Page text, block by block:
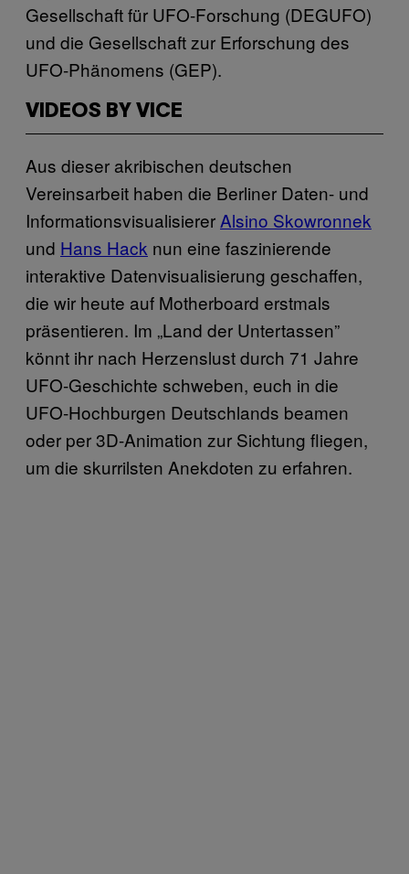
Gesellschaft für UFO-Forschung (DEGUFO)
und die Gesellschaft zur Erforschung des
UFO-Phänomens (GEP).
VIDEOS BY VICE
Aus dieser akribischen deutschen
Vereinsarbeit haben die Berliner Daten- und
Informationsvisualisierer Alsino Skowronnek
und Hans Hack nun eine faszinierende
interaktive Datenvisualisierung geschaffen,
die wir heute auf Motherboard erstmals
präsentieren. Im „Land der Untertassen”
könnt ihr nach Herzenslust durch 71 Jahre
UFO-Geschichte schweben, euch in die
UFO-Hochburgen Deutschlands beamen
oder per 3D-Animation zur Sichtung fliegen,
um die skurrilsten Anekdoten zu erfahren.